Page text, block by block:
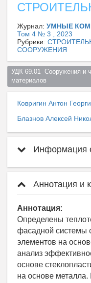
Журнал: УМНЫЕ
Том 4 № 3 , 2023
Рубрики:
СООРУЖЕНИЯ
УДК 69.01  Сооружения и
материалов
Ковригин Антон
Блазнов Алексей
Информация
Аннотация и
Аннотация:
Определены
фасадной системы
элементов на
анализ
основе
на основе